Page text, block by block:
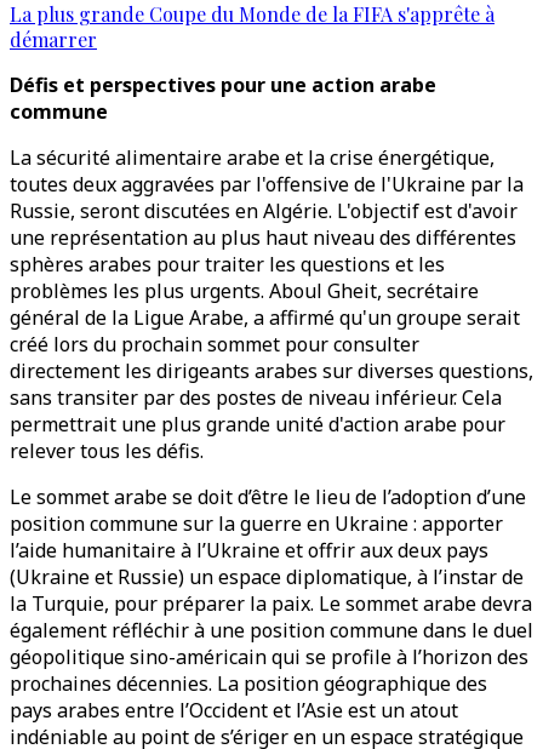
La plus grande Coupe du Monde de la FIFA s'apprête à
démarrer
Défis et perspectives pour une action arabe
commune
La sécurité alimentaire arabe et la crise énergétique,
toutes deux aggravées par l'offensive de l'Ukraine par la
Russie, seront discutées en Algérie. L'objectif est d'avoir
une représentation au plus haut niveau des différentes
sphères arabes pour traiter les questions et les
problèmes les plus urgents. Aboul Gheit, secrétaire
général de la Ligue Arabe, a affirmé qu'un groupe serait
créé lors du prochain sommet pour consulter
directement les dirigeants arabes sur diverses questions,
sans transiter par des postes de niveau inférieur. Cela
permettrait une plus grande unité d'action arabe pour
relever tous les défis.
Le sommet arabe se doit d’être le lieu de l’adoption d’une
position commune sur la guerre en Ukraine : apporter
l’aide humanitaire à l’Ukraine et offrir aux deux pays
(Ukraine et Russie) un espace diplomatique, à l’instar de
la Turquie, pour préparer la paix. Le sommet arabe devra
également réfléchir à une position commune dans le duel
géopolitique sino-américain qui se profile à l’horizon des
prochaines décennies. La position géographique des
pays arabes entre l’Occident et l’Asie est un atout
indéniable au point de s’ériger en un espace stratégique